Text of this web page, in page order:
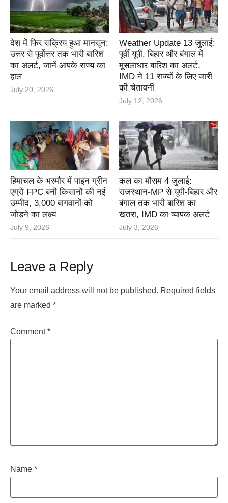
देश में फिर सक्रिय हुआ मानसून:
उत्तर से पूर्वोत्तर तक भारी बारिश
का अलर्ट, जानें आपके राज्य का
हाल
July 20, 2026
Weather Update 13 जुलाई:
पूर्वी यूपी, बिहार और बंगाल में
मूसलाधार बारिश का अलर्ट,
IMD ने 11 राज्यों के लिए जारी
की चेतावनी
July 12, 2026
हिमाचल के भरमौर में पाइन ग्रीन
एग्रो FPC बनी किसानों की नई
उम्मीद, 3,000 बागवानों को
जोड़ने का लक्ष्य
July 9, 2026
कल का मौसम 4 जुलाई:
राजस्थान-MP से यूपी-बिहार और
बंगाल तक भारी बारिश का
खतरा, IMD का व्यापक अलर्ट
July 3, 2026
Leave a Reply
Your email address will not be published. Required fields
are marked *
Comment*
Name *